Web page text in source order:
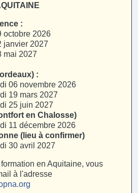
:
octobre 2026
janvier 2027
mai 2027
:
06 novembre 2026
19 mars 2027
25 juin 2027
en Chalosse)
11 décembre 2026
(lieu à confirmer)
30 avril 2027
en Aquitaine, vous
à l'adresse